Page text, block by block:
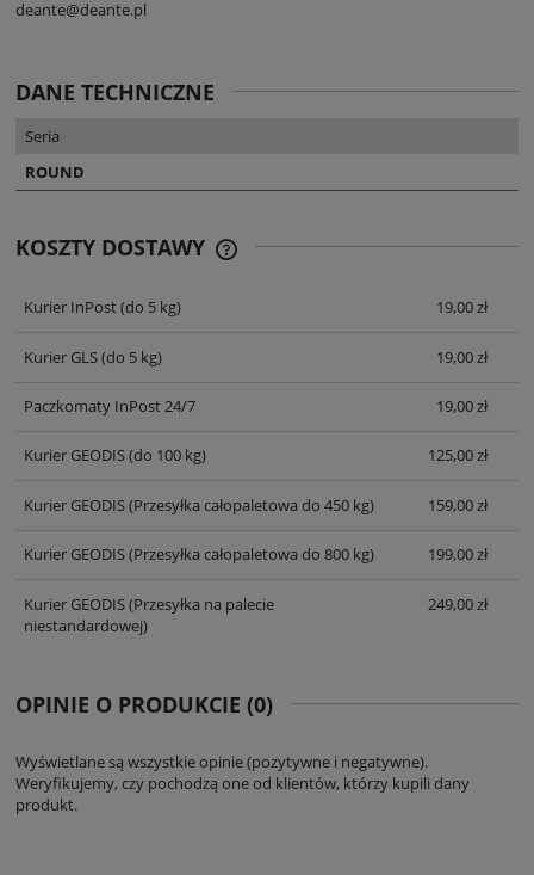
deante@deante.pl
DANE TECHNICZNE
Seria
ROUND
KOSZTY DOSTAWY
Kurier InPost(do 5 kg) 19,00 zł
Kurier GLS(do 5 kg) 19,00 zł
Paczkomaty InPost 24/7 19,00 zł
Kurier GEODIS(do 100 kg) 125,00 zł
Kurier GEODIS(Przesyłka całopaletowa do 450 kg) 159,00 zł
Kurier GEODIS(Przesyłka całopaletowa do 800 kg) 199,00 zł
Kurier GEODIS(Przesyłka na palecie
niestandardowej)
249,00 zł
OPINIE O PRODUKCIE (0)
Wyświetlane są wszystkie opinie (pozytywne i negatywne).
Weryfikujemy, czy pochodzą one od klientów, którzy kupili dany
produkt.